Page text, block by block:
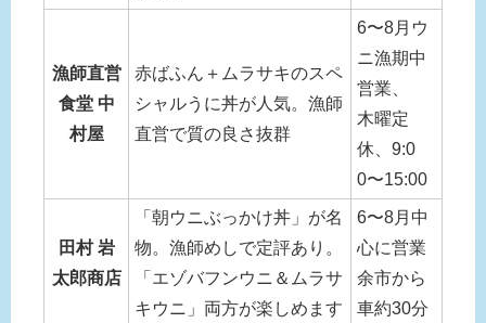
漁師直営
食堂 中
村屋
赤ばふん＋ムラサキのスペ
シャルうに丼が人気。漁師
直営で質の良さ抜群
6〜8月ウ
ニ漁期中
営業、
木曜定
休、9:0
0〜15:00
田村 岩
太郎商店
「朝ウニぶっかけ丼」が名
物。漁師めしで定評あり。
「エゾバフンウニ＆ムラサ
キウニ」両方が楽しめます
6〜8月中
心に営業
余市から
車約30分